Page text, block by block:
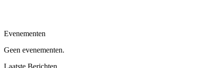
Evenementen
Geen evenementen.
Laatste Berichten